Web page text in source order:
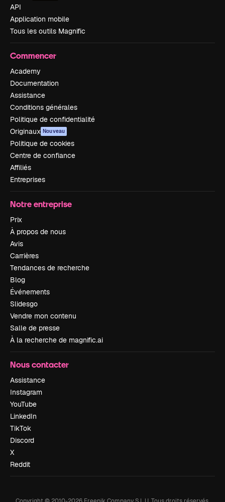
API
Application mobile
Tous les outils Magnific
Commencer
Academy
Documentation
Assistance
Conditions générales
Politique de confidentialité
Originaux Nouveau
Politique de cookies
Centre de confiance
Affiliés
Entreprises
Notre entreprise
Prix
À propos de nous
Avis
Carrières
Tendances de recherche
Blog
Événements
Slidesgo
Vendre mon contenu
Salle de presse
À la recherche de magnific.ai
Nous contacter
Assistance
Instagram
YouTube
LinkedIn
TikTok
Discord
X
Reddit